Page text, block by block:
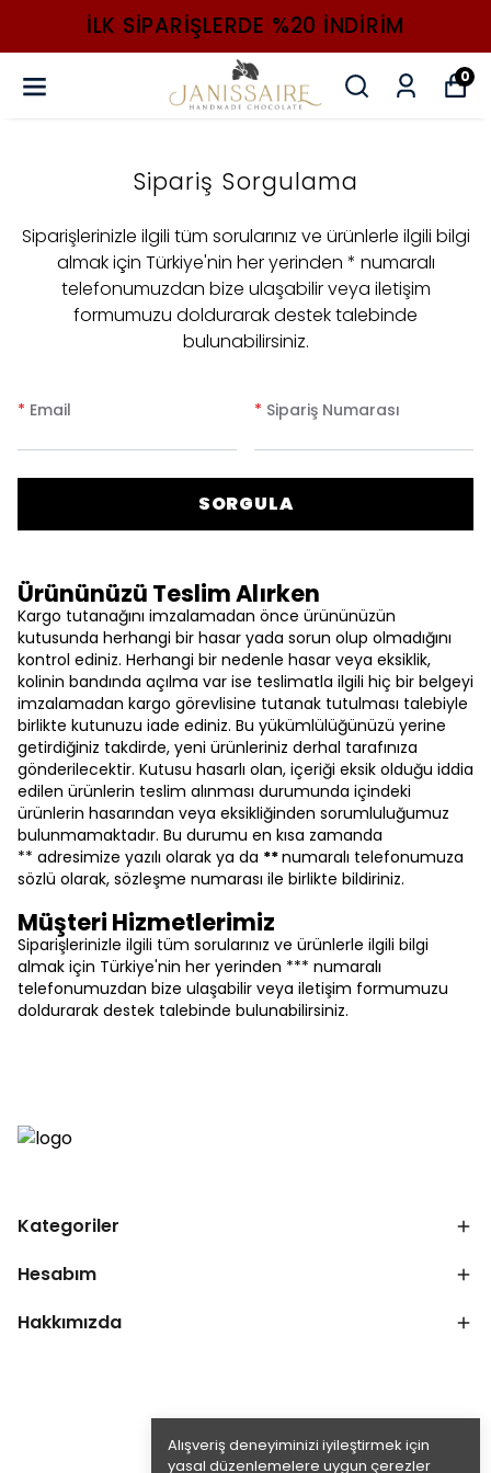
ILK SIPARIŞLERDE %20 INDIRIM
0
Alışveriş deneyiminizi iyileştirmek için
yasal düzenlemelere uygun çerezler
Sipariş Sorgulama
Siparişlerinizle ilgili tüm sorularınız ve ürünlerle ilgili bilgi
almak için Türkiye'nin her yerinden * numaralı
telefonumuzdan bize ulaşabilir veya iletişim
formumuzu doldurarak destek talebinde
bulunabilirsiniz.
* Email * Sipariş Numarası
SORGULA
Ürününüzü Teslim Alırken
Kargo tutanağını imzalamadan önce ürününüzün
kutusunda herhangi bir hasar yada sorun olup olmadığını
kontrol ediniz. Herhangi bir nedenle hasar veya eksiklik,
kolinin bandında açılma var ise teslimatla ilgili hiç bir belgeyi
imzalamadan kargo görevlisine tutanak tutulması talebiyle
birlikte kutunuzu iade ediniz. Bu yükümlülüğünüzü yerine
getirdiğiniz takdirde, yeni ürünleriniz derhal tarafınıza
gönderilecektir. Kutusu hasarlı olan, içeriği eksik olduğu iddia
edilen ürünlerin teslim alınması durumunda içindeki
ürünlerin hasarından veya eksikliğinden sorumluluğumuz
bulunmamaktadır. Bu durumu en kısa zamanda
** adresimize yazılı olarak ya da **numaralı telefonumuza
sözlü olarak, sözleşme numarası ile birlikte bildiriniz.
Müşteri Hizmetlerimiz
Siparişlerinizle ilgili tüm sorularınız ve ürünlerle ilgili bilgi
almak için Türkiye'nin her yerinden *** numaralı
telefonumuzdan bize ulaşabilir veya iletişim formumuzu
doldurarak destek talebinde bulunabilirsiniz.
Kategoriler
Hesabım
Hakkımızda